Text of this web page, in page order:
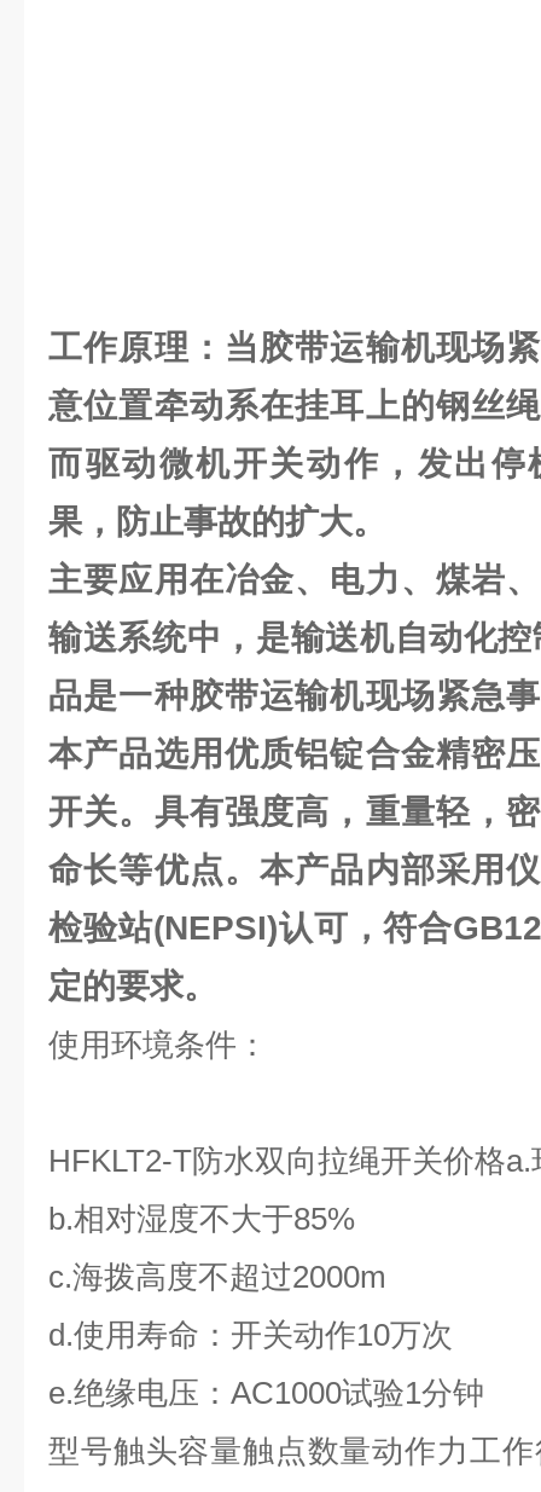
工作原理：当胶带运输机现场
意位置牵动系在挂耳上的钢丝
而驱动微机开关动作，发出停
果，防止事故的扩大。
主要应用在冶金、电力、煤岩
输送系统中，是输送机自动化
品是一种胶带运输机现场紧急
本产品选用优质铝锭合金精密
开关。具有强度高，重量轻，
命长等优点。本产品内部采用
检验站(NEPSI)认可，符合
定的要求。
使用环境条件：
HFKLT2-T防水双向拉绳开关价格
b.相对湿度不大于85%
c.海拨高度不超过2000m
d.使用寿命：开关动作10万次
e.绝缘电压： AC1000试验1分钟
型号触头容量触点数量动作力工